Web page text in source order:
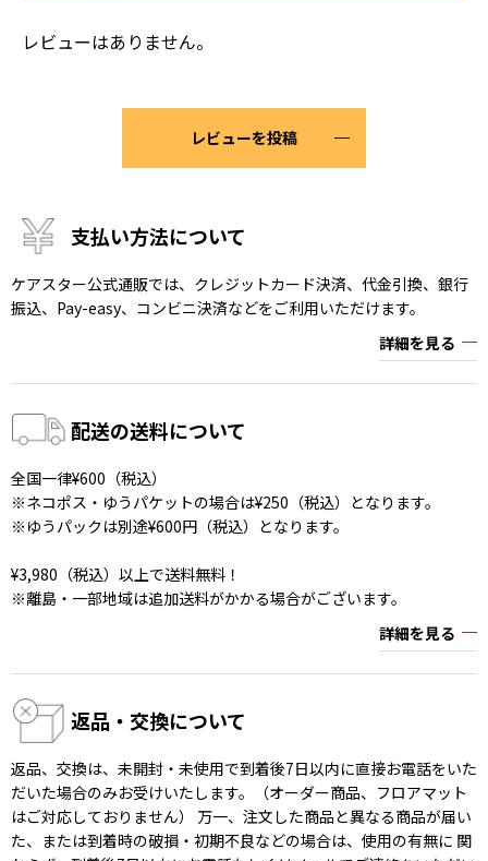
レビューはありません。
レビューを投稿
支払い方法について
ケアスター公式通販では、クレジットカード決済、代金引換、銀行
振込、Pay-easy、コンビニ決済などをご利用いただけます。
詳細を見る
配送の送料について
全国一律¥600（税込）
※ネコポス・ゆうパケットの場合は¥250（税込）となります。
※ゆうパックは別途¥600円（税込）となります。
¥3,980（税込）以上で送料無料！
※離島・一部地域は追加送料がかかる場合がございます。
詳細を見る
返品・交換について
返品、交換は、未開封・未使用で到着後7日以内に直接お電話をいた
だいた場合のみお受けいたします。（オーダー商品、フロアマット
はご対応しておりません） 万一、注文した商品と異なる商品が届い
た、または到着時の破損・初期不良などの場合は、使用の有無に 関